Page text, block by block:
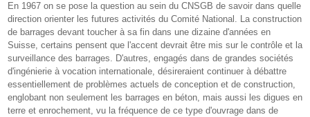
En 1967 on se pose la question au sein du CNSGB de savoir dans quelle
direction orienter les futures activités du Comité National. La construction
de barrages devant toucher à sa fin dans une dizaine d'années en
Suisse, certains pensent que l'accent devrait être mis sur le contrôle et la
surveillance des barrages. D'autres, engagés dans de grandes sociétés
d'ingénierie à vocation internationale, désireraient continuer à débattre
essentiellement de problèmes actuels de conception et de construction,
englobant non seulement les barrages en béton, mais aussi les digues en
terre et enrochement, vu la fréquence de ce type d'ouvrage dans de